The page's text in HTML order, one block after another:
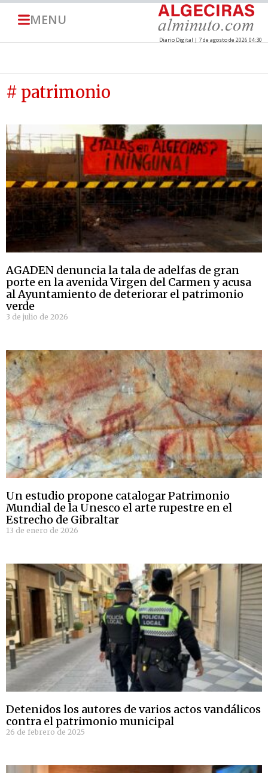
MENU
Diario Digital | 7 de agosto de 2026 04:30
# patrimonio
AGADEN denuncia la tala de adelfas de gran
porte en la avenida Virgen del Carmen y acusa
al Ayuntamiento de deteriorar el patrimonio
verde
3 de julio de 2026
Un estudio propone catalogar Patrimonio
Mundial de la Unesco el arte rupestre en el
Estrecho de Gibraltar
13 de enero de 2026
Detenidos los autores de varios actos vandálicos
contra el patrimonio municipal
26 de febrero de 2025